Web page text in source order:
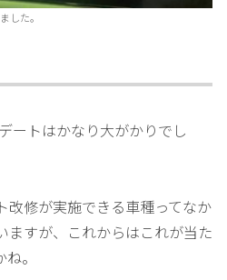
した。
ートはかなり大がかりでし
改修が実施できる車種ってなか
ますが、これからはこれが当た
。